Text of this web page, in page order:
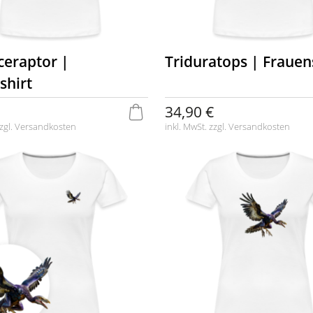
|
Versandkosten
Triduratops |
34,90 €
inkl. MwSt. zzgl. Versandkosten